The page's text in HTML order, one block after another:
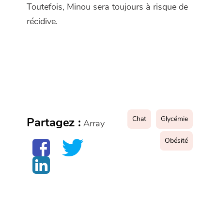
Toutefois, Minou sera toujours à risque de
récidive.
Partagez : Array Chat Glycémie
Obésité